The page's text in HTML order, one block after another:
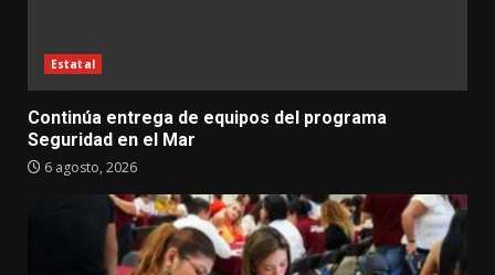
Estatal
Continúa entrega de equipos del programa
Seguridad en el Mar
6 agosto, 2026